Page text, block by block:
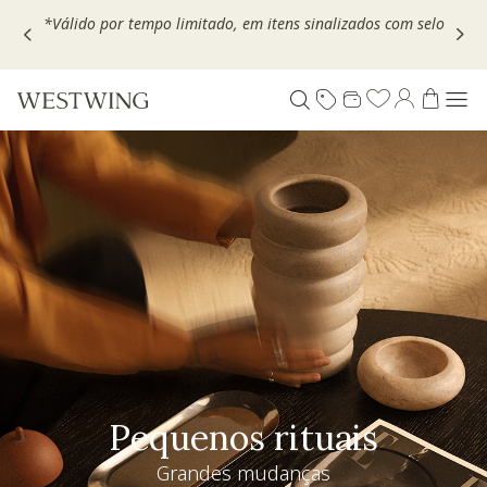
Escolha seu VOUCHER e ganhe até 30% OFF*: useMOVEL30,
Pequenos rituais
Grandes mudanças